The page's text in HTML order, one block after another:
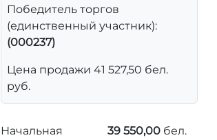
Победитель торгов
(единственный участник):
(000237)
Цена продажи 41 527,50 бел.
руб.
Начальная
39 550,00бел.